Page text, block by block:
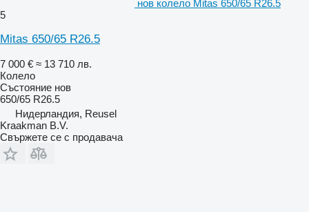
нов колело Mitas 650/65 R26.5
5
Mitas 650/65 R26.5
7 000 € ≈ 13 710 лв.
Колело
Състояние нов
650/65 R26.5
Нидерландия, Reusel
Kraakman B.V.
Свържете се с продавача